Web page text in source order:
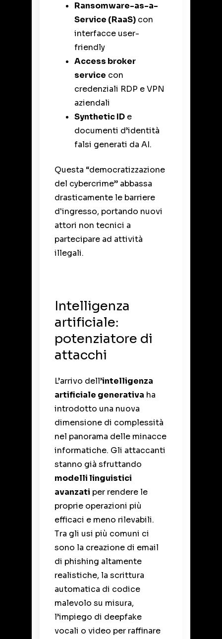
Ransomware-as-a-
Service (RaaS) con
interfacce user-
friendly
Access broker
service con
credenziali RDP e VPN
aziendali
Synthetic ID e
documenti d’identità
falsi generati da AI.
Questa “democratizzazione
del cybercrime” abbassa
drasticamente le barriere
d'ingresso, portando nuovi
attori non tecnici a
partecipare ad attività
illegali.
Intelligenza
artificiale:
potenziatore di
attacchi
L’arrivo dell’intelligenza
artificiale generativa ha
introdotto una nuova
dimensione di complessità
nel panorama delle minacce
informatiche. Gli attaccanti
stanno già sfruttando
modelli linguistici
avanzati per rendere le
proprie operazioni più
efficaci e meno rilevabili.
Tra gli usi più comuni ci
sono la creazione di email
di phishing altamente
realistiche, la scrittura
automatica di codice
malevolo su misura,
l’impiego di deepfake
vocali o video per raffinare